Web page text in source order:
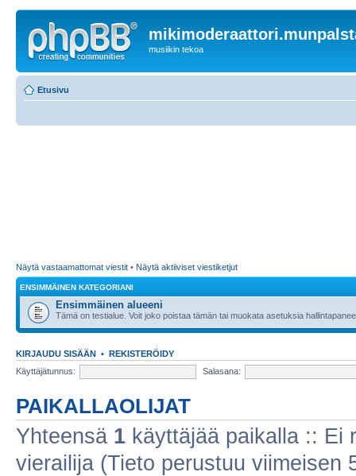
musiikin tekoa
Etusivu
Näytä vastaamattomat viestit • Näytä aktiiviset viestiketjut
ENSIMMÄINEN KATEGORIANI
Ensimmäinen alueeni
Tämä on testialue. Voit joko poistaa tämän tai muokata asetuksia
KIRJAUDU SISÄÄN • REKISTERÖIDY
Käyttäjätunnus:
Salasana:
PAIKALLAOLIJAT
Yhteensä 1 käyttäjää paikalla :: Ei
vierailija (Tieto perustuu viimeisen